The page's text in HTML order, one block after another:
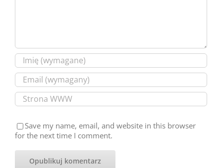
Save my name, email, and website in this browser
for the next time I comment.